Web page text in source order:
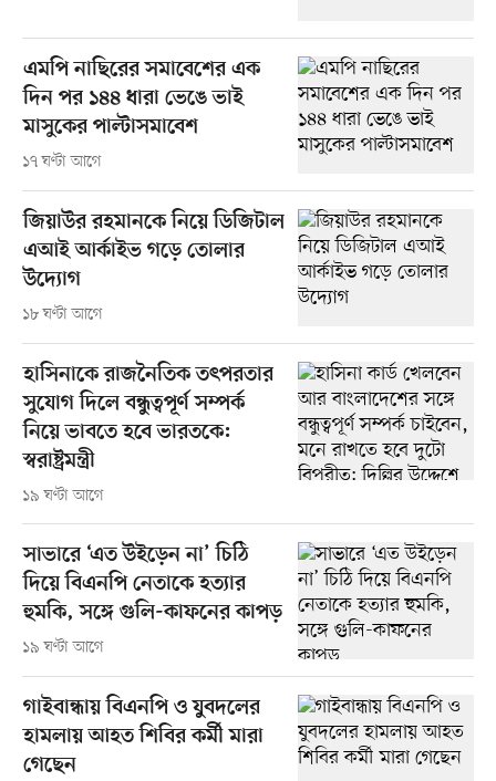
এমপি নাছিরের সমাবেশের এক
দিন পর ১৪৪ ধারা ভেঙে ভাই
মাসুকের পাল্টাসমাবেশ
১৭ ঘণ্টা আগে
জিয়াউর রহমানকে নিয়ে ডিজিটাল
এআই আর্কাইভ গড়ে তোলার
উদ্যোগ
১৮ ঘণ্টা আগে
হাসিনাকে রাজনৈতিক তৎপরতার
সুযোগ দিলে বন্ধুত্বপূর্ণ সম্পর্ক
নিয়ে ভাবতে হবে ভারতকে:
স্বরাষ্ট্রমন্ত্রী
১৯ ঘণ্টা আগে
সাভারে ‘এত উইড়েন না’ চিঠি
দিয়ে বিএনপি নেতাকে হত্যার
হুমকি, সঙ্গে গুলি-কাফনের কাপড়
১৯ ঘণ্টা আগে
গাইবান্ধায় বিএনপি ও যুবদলের
হামলায় আহত শিবির কর্মী মারা
গেছেন